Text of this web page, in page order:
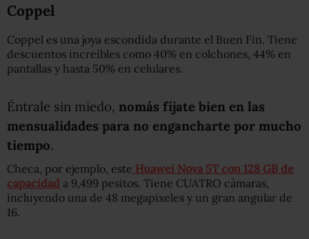
Coppel
Coppel es una joya escondida durante el Buen Fin. Tiene
descuentos increíbles como 40% en colchones, 44% en
pantallas y hasta 50% en celulares.
Éntrale sin miedo, nomás fíjate bien en las
mensualidades para no engancharte por mucho
tiempo.
Checa, por ejemplo, este Huawei Nova 5T con 128 GB de
capacidad a 9,499 pesitos. Tiene CUATRO cámaras,
incluyendo una de 48 megapixeles y un gran angular de
16.